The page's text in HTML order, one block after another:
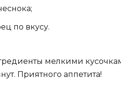
по вкусу.
мелкими
Приятного аппетита!